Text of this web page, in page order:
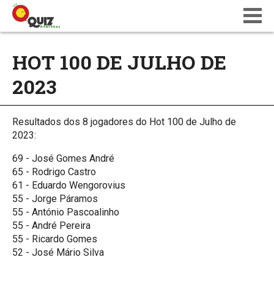
QUIZ NATIONS PT 18
HOT 100 DE JULHO DE
2023
Resultados dos 8 jogadores do Hot 100 de Julho de
2023:
69 - José Gomes André
65 - Rodrigo Castro
61 - Eduardo Wengorovius
55 - Jorge Páramos
55 - António Pascoalinho
55 - André Pereira
55 - Ricardo Gomes
52 - José Mário Silva